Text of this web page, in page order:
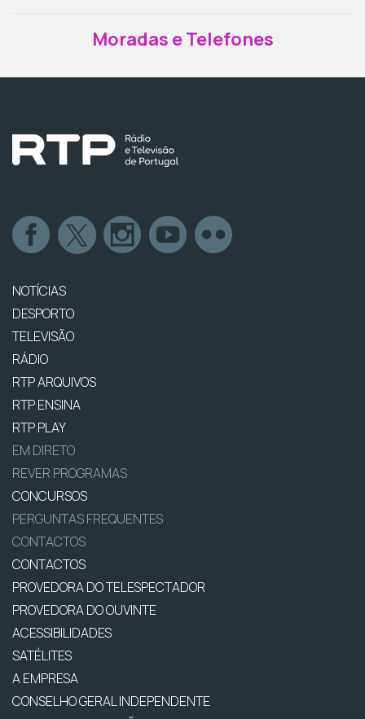
Moradas e Telefones
NOTÍCIAS
DESPORTO
TELEVISÃO
RÁDIO
RTP ARQUIVOS
RTP ENSINA
RTP PLAY
EM DIRETO
REVER PROGRAMAS
CONCURSOS
PERGUNTAS FREQUENTES
CONTACTOS
CONTACTOS
PROVEDORA DO TELESPECTADOR
PROVEDORA DO OUVINTE
ACESSIBILIDADES
SATÉLITES
A EMPRESA
CONSELHO GERAL INDEPENDENTE